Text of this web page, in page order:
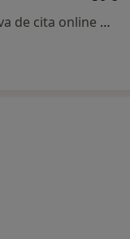
Este especialista no ofrece reserva de cita online en esta dirección.